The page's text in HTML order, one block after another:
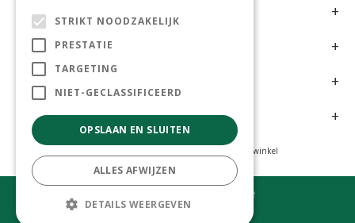
Contact
Openingstijden
Meer informatie
Klantervaringen
Dierenwinkel
© Tuincentrum 't Lokkemientje
Green Solutions
STRIKT NOODZAKELIJK
PRESTATIE
TARGETING
NIET-GECLASSIFICEERD
OPSLAAN EN SLUITEN
ALLES AFWIJZEN
DETAILS WEERGEVEN